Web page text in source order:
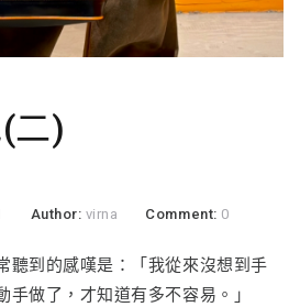
二)
Author: virna Comment: 0
聽到的感嘆是：「我從來沒想到手
手做了，才知道有多不容易。」